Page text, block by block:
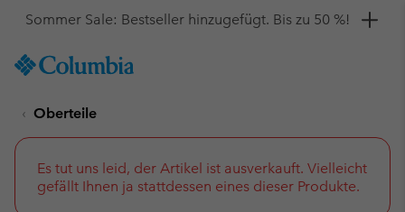
TO
SKIP
NAV
SKIP
Hol dir einen 10 %-Gutschein
Oberteile
Es tut uns leid, der Artikel ist ausverkauft. Vielleicht
gefällt Ihnen ja stattdessen eines dieser Produkte.